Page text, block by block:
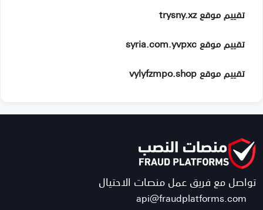
تقييم موقع trysny.xz
تقييم موقع syria.com.yvpxc
تقييم موقع vylyfzmpo.shop
تواصل مع فريق عمل منصات الاحتيال
api@fraudplatforms.com